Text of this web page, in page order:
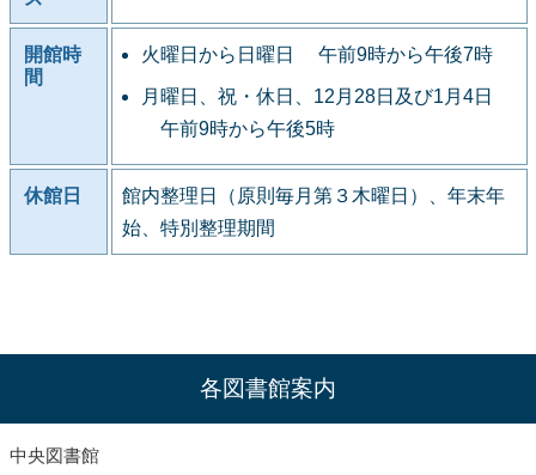
開館時
間
火曜日から日曜日 午前9時から午後7時
月曜日、祝・休日、12月28日及び1月4日
午前9時から午後5時
休館日
館内整理日（原則毎月第３木曜日）、年末年
始、特別整理期間
各図書館案内
中央図書館